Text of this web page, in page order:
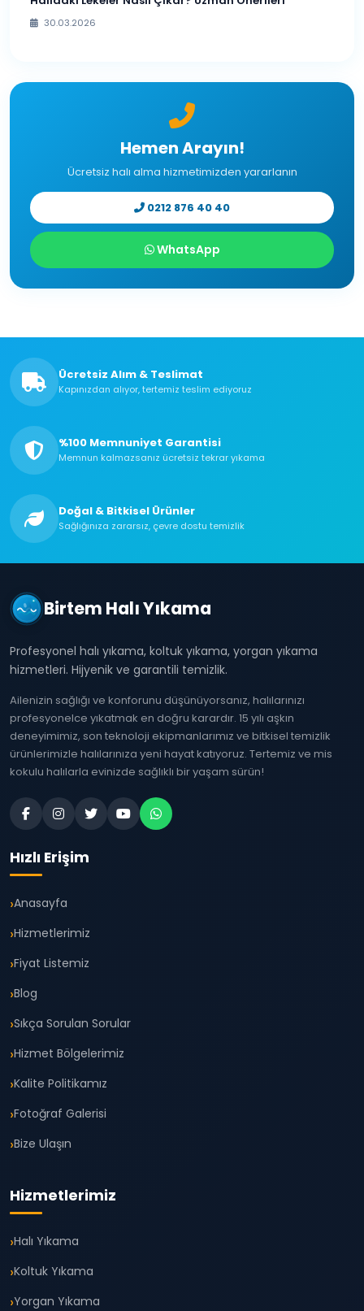
30.03.2026
Hemen Arayın!
Ücretsiz halı alma hizmetimizden yararlanın
0212 876 40 40
WhatsApp
Ücretsiz Alım & Teslimat
Kapınızdan alıyor, tertemiz teslim ediyoruz
%100 Memnuniyet Garantisi
Memnun kalmazsanız ücretsiz tekrar yıkama
Doğal & Bitkisel Ürünler
Sağlığınıza zararsız, çevre dostu temizlik
Birtem Halı Yıkama
Profesyonel halı yıkama, koltuk yıkama, yorgan yıkama
hizmetleri. Hijyenik ve garantili temizlik.
Ailenizin sağlığı ve konforunu düşünüyorsanız, halılarınızı
profesyonelce yıkatmak en doğru karardır. 15 yılı aşkın
deneyimimiz, son teknoloji ekipmanlarımız ve bitkisel temizlik
ürünlerimizle halılarınıza yeni hayat katıyoruz. Tertemiz ve mis
kokulu halılarla evinizde sağlıklı bir yaşam sürün!
Hızlı Erişim
Anasayfa
Hizmetlerimiz
Fiyat Listemiz
Blog
Sıkça Sorulan Sorular
Hizmet Bölgelerimiz
Kalite Politikamız
Fotoğraf Galerisi
Bize Ulaşın
Hizmetlerimiz
Halı Yıkama
Koltuk Yıkama
Yorgan Yıkama